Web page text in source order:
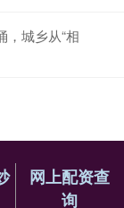
，城乡从“相
网上配资查
询